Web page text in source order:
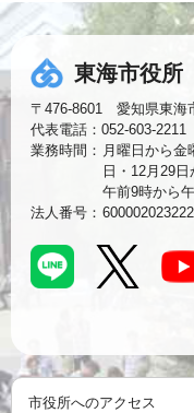
東海市役所
〒476-8601 愛知県東海
代表電話：052-603-
業務時間： 月曜日から金
日・12月29
午前9時から
法人番号：
市役所へのアクセス